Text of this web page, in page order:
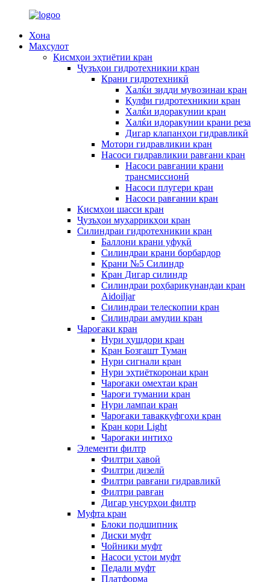
Хона
Маҳсулот
Қисмҳои эҳтиётии кран
Ҷузъҳои гидротехникии кран
Крани гидротехникӣ
Халќи зидди мувозинаи кран
Қулфи гидротехникии кран
Халќи идоракунии кран
Халќи идоракунии крани реза
Дигар клапанҳои гидравликӣ
Мотори гидравликии кран
Насоси гидравликии равғани кран
Насоси равғании крани
трансмиссионӣ
Насоси плугери кран
Насоси равғании кран
Қисмҳои шасси кран
Ҷузъҳои муҳаррикҳои кран
Силиндраи гидротехникии кран
Баллони крани уфуқӣ
Силиндраи крани борбардор
Крани №5 Силиндр
Кран Дигар силиндр
Силиндраи роҳбарикунандаи кран
Aidoiljar
Силиндраи телескопии кран
Силиндраи амудии кран
Чароғаки кран
Нури ҳушдори кран
Кран Бозгашт Туман
Нури сигнали кран
Нури эҳтиёткоронаи кран
Чароғаки омехтаи кран
Чароғи тумании кран
Нури лампаи кран
Чароғаки таваққуфгоҳи кран
Кран кори Light
Чароғаки интиҳо
Элементи филтр
Филтри ҳавоӣ
Филтри дизелӣ
Филтри равғани гидравликӣ
Филтри равған
Дигар унсурҳои филтр
Муфта кран
Блоки подшипник
Диски муфт
Чойники муфт
Насоси устои муфт
Педали муфт
Платформа